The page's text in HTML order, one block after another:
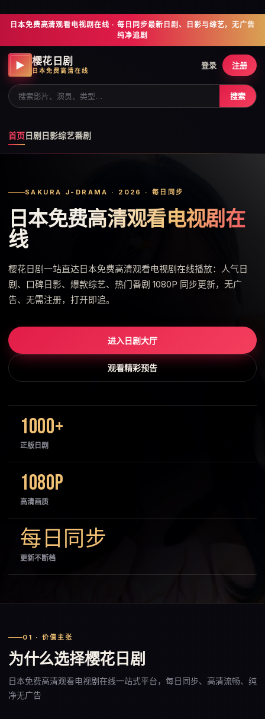
日本免费高清观看电视剧在线 · 每日同步最新日剧、日影与综艺，无广告
纯净追剧
▶ 樱花日剧
日本免费高清在线
首页日剧 日影综艺番剧
搜索
登录 注册
SAKURA J-DRAMA · 2026 · 每日同步
日本免费高清观看电视剧在
线
樱花日剧一站直达日本免费高清观看电视剧在线播放：人气日
剧、口碑日影、爆款综艺、热门番剧 1080P 同步更新，无广
告、无需注册，打开即追。
进入日剧大厅
观看精彩预告
1000+
正版日剧
1080P
高清画质
每日同步
更新不断档
01 · 价值主张
为什么选择樱花日剧
日本免费高清观看电视剧在线一站式平台，每日同步、高清流畅、纯
净无广告